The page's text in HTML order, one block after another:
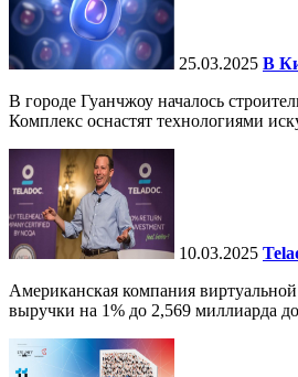
25.03.2025 В
В городе Гуанчжоу началось
Комплекс оснастят технологиями
10.03.2025
Американская компания
выручки на 1% до 2,569 миллиарда